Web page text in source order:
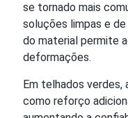
se tornado mais
soluções limpas e
do material permite
deformações.
Em telhados
como reforço